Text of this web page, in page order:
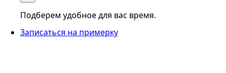
Подберем удобное для вас время.
Записаться на примерку